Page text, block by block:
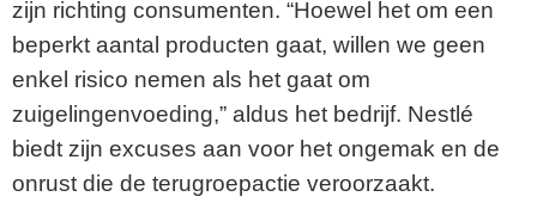
zijn richting consumenten. “Hoewel het om een
beperkt aantal producten gaat, willen we geen
enkel risico nemen als het gaat om
zuigelingenvoeding,” aldus het bedrijf. Nestlé
biedt zijn excuses aan voor het ongemak en de
onrust die de terugroepactie veroorzaakt.